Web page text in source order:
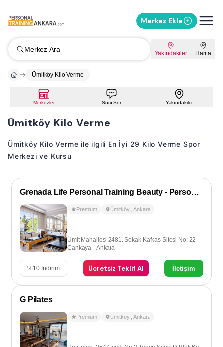
Merkez Ekle
Merkez Ara Yakındakiler Harita
Ümitköy Kilo Verme
Merkezler Soru Sor Yakındakiler
Ümitköy Kilo Verme
Ümitköy Kilo Verme ile ilgili En İyi 29 Kilo Verme Spor
Merkezi ve Kursu
Grenada Life Personal Training Beauty - Personal Training
Premium Ümitköy ,Ankara
Ümit Mahallesi 2481. Sokak Kafkas Sitesi No: 22
Çankaya - Ankara
%10 İndirim Ücretsiz Teklif Al İletişim
G Pilates
Premium Ümitköy ,Ankara